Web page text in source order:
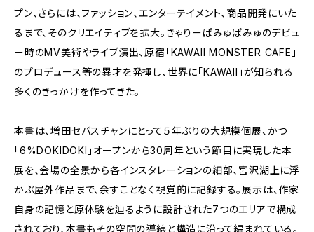
プン、さらには、ファッション、エンターテイメント、商品開発にいた
るまで、そのクリエイティブを拡大。きゃりーぱみゅぱみゅのデビュ
ー時のMV美術やライブ演出、原宿「KAWAII MONSTER CAFE」
のプロデュース等の異才を発揮し、世界に「KAWAII」が知られる
多くのきっかけを作ってきた。
本書は、増田セバスチャンにとって５年ぶりの大規模個展、かつ
「6%DOKIDOKI」オープンから30周年という節目に実現した本
展を、会場の全景から各インスタレーションの細部、宮沢湖上に浮
かぶ屋外作品まで、余すことなく視覚的に記録する。展示は、作家
自身の記憶と原体験を辿るように設計された7つのエリアで構成
されており、本書もその空間の導線と構造に沿って編まれている。